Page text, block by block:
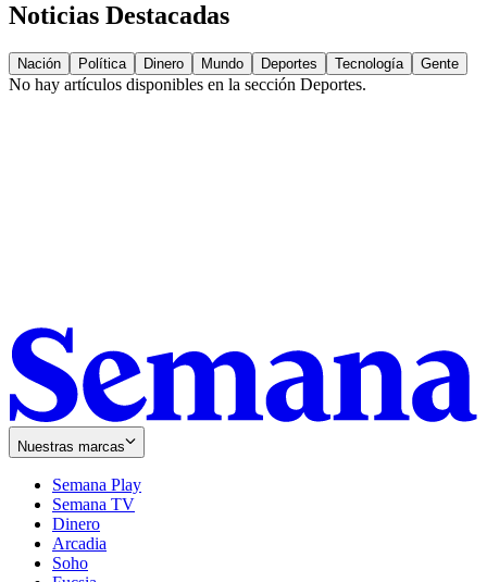
Noticias Destacadas
Nación Política Dinero Mundo Deportes Tecnología Gente
No hay artículos disponibles en la sección Deportes.
Nuestras marcas
Semana Play
Semana TV
Dinero
Arcadia
Soho